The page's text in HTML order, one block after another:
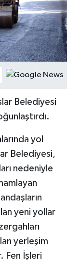
Belediyesi
yol
Belediyesi,
nedeniyle
yeni yollar
yerleşim
Fen İşleri